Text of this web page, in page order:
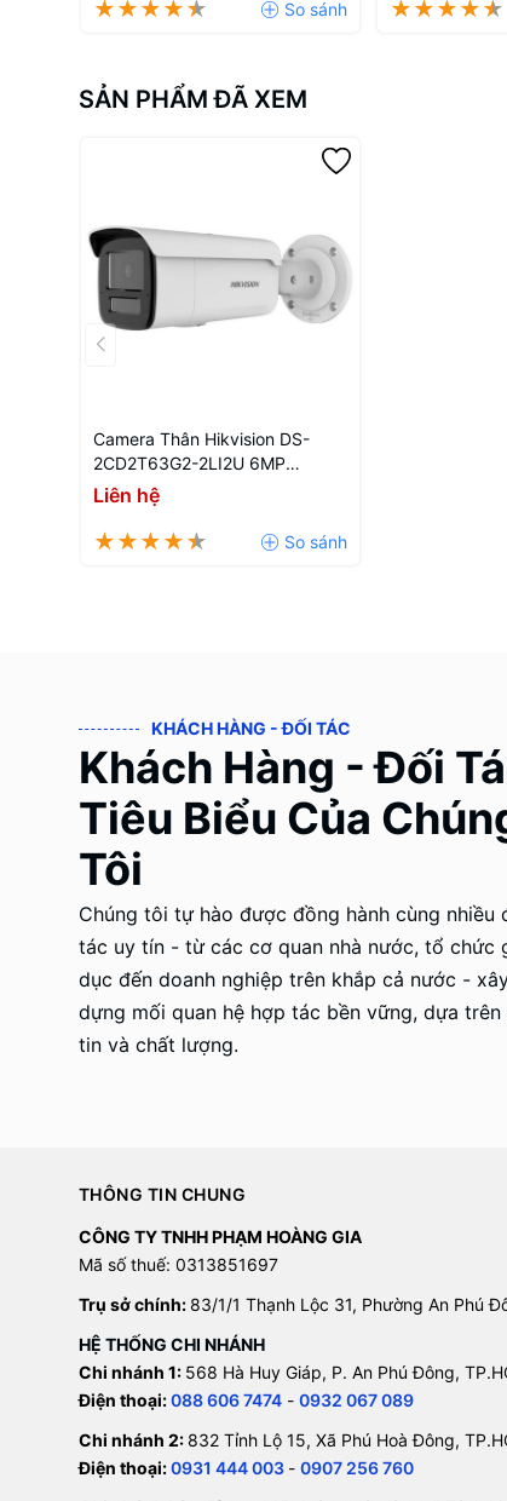
SẢN PHẨM ĐÃ XEM
Camera Thân Hikvision DS-
2CD2T63G2-2LI2U 6MP
AcuSense Có Mic Ngoài Trời
Liên hệ
KHÁCH HÀNG - ĐỐI TÁC
Khách Hàng - Đối
Tiêu Biểu Của
Tôi
Chúng tôi tự hào được đồng hành cùng nhiều
tác uy tín - từ các cơ quan nhà nước, tổ chức
dục đến doanh nghiệp trên khắp cả nước -
dựng mối quan hệ hợp tác bền vững, dựa trên
tin và chất lượng.
THÔNG TIN CHUNG
CÔNG TY TNHH PHẠM HOÀNG GIA
Mã số thuế: 0313851697
Trụ sở chính: 83/1/1 Thạnh Lộc 31, Phường An Phú
HỆ THỐNG CHI NHÁNH
Chi nhánh 1: 568 Hà Huy Giáp, P. An Phú Đông,
Điện thoại:088 606 7474- 0932 067 089
Chi nhánh 2: 832 Tỉnh Lộ 15, Xã Phú Hoà Đông,
Điện thoại:0931 444 003 - 0907 256 760